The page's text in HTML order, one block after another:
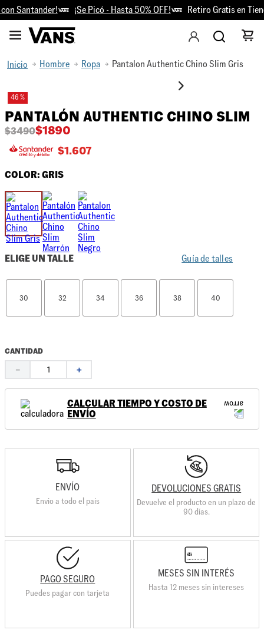
Santander! ¡Se Picó - Hasta 50% OFF! Retiro Gratis en
Hombre Ropa Pantalon Authentic Chino Slim Gris
46 %
PANTALÓN AUTHENTIC CHINO SLIM
$1890
$3490
$1.607
COLOR:GRIS
ELIGE UN TALLE Guía de talles
30 32 34 36 38 40
CANTIDAD
＋
－
CALCULAR TIEMPO Y COSTO DE
ENVÍO
ENVÍO
Envio a todo el país
DEVOLUCIONES GRATIS
Devuelve el producto en un plazo de
90 días.
PAGO SEGURO
Puedes pagar con tarjeta
MESES SIN INTERÉS
Hasta 12 meses sin intereses